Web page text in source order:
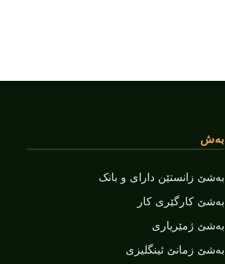
بەش
بەشێ زانستێن دارای و بانک
بەشێ کارگێری کار
بەشێ ژمێریاری
بەشێ زمانێ ‌‌ئینگلیزی